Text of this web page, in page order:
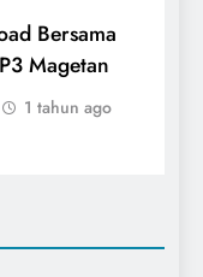
Bersama
Magetan
1 tahun ago